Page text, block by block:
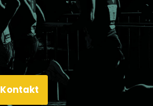
Kontakt